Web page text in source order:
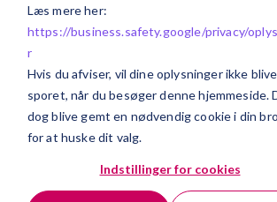
Læs mere her:
https://business.safety.google/privacy/
r
Hvis du afviser, vil dine oplysninger ikke blive
sporet, når du besøger denne hjemmeside.
dog blive gemt en nødvendig cookie i din
for at huske dit valg.
Indstillinger for cookies
2026-03-26 | ERP